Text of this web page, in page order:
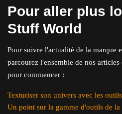
Pour aller plus
Stuff World
Pour suivre l'actualité de la marque
parcourez l'ensemble de nos
pour commencer :
Texturiser son univers avec les
Un point sur la gamme d'outils de la